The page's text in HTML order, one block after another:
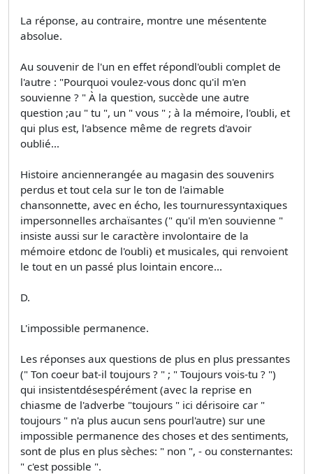
La réponse, au contraire, montre une mésentente
absolue.
Au souvenir de l'un en effet répondl'oubli complet de
l'autre : "Pourquoi voulez-vous donc qu'il m'en
souvienne ? " À la question, succède une autre
question ;au " tu ", un " vous " ; à la mémoire, l'oubli, et
qui plus est, l'absence même de regrets d'avoir
oublié...
Histoire anciennerangée au magasin des souvenirs
perdus et tout cela sur le ton de l'aimable
chansonnette, avec en écho, les tournuressyntaxiques
impersonnelles archaïsantes (" qu'il m'en souvienne "
insiste aussi sur le caractère involontaire de la
mémoire etdonc de l'oubli) et musicales, qui renvoient
le tout en un passé plus lointain encore...
D.
L'impossible permanence.
Les réponses aux questions de plus en plus pressantes
(" Ton coeur bat-il toujours ? " ; " Toujours vois-tu ? ")
qui insistentdésespérément (avec la reprise en
chiasme de l'adverbe "toujours " ici dérisoire car "
toujours " n'a plus aucun sens pourl'autre) sur une
impossible permanence des choses et des sentiments,
sont de plus en plus sèches: " non ", - ou consternantes:
" c'est possible ".